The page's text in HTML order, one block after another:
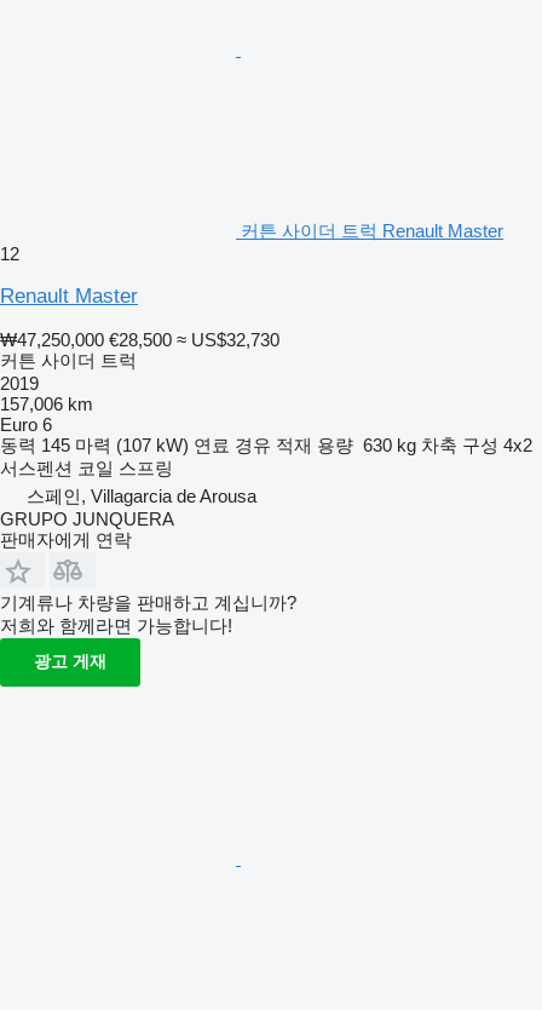
커튼 사이더 트럭 Renault Master
12
Renault Master
₩47,250,000 €28,500 ≈ US$32,730
커튼 사이더 트럭
2019
157,006 km
Euro 6
동력 145 마력 (107 kW) 연료 경유 적재 용량 630 kg 차축 구성 4x2
서스펜션 코일 스프링
스페인, Villagarcia de Arousa
GRUPO JUNQUERA
판매자에게 연락
기계류나 차량을 판매하고 계십니까?
저희와 함께라면 가능합니다!
광고 게재